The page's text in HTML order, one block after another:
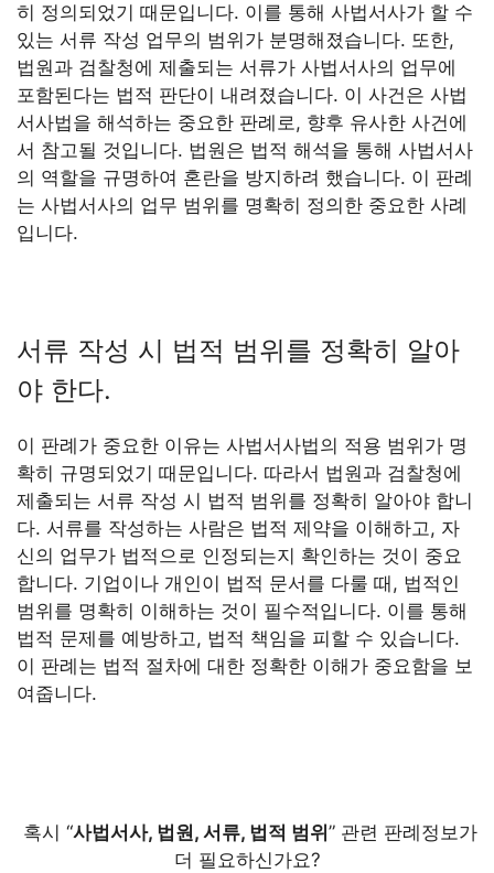
히 정의되었기 때문입니다. 이를 통해 사법서사가 할 수
있는 서류 작성 업무의 범위가 분명해졌습니다. 또한,
법원과 검찰청에 제출되는 서류가 사법서사의 업무에
포함된다는 법적 판단이 내려졌습니다. 이 사건은 사법
서사법을 해석하는 중요한 판례로, 향후 유사한 사건에
서 참고될 것입니다. 법원은 법적 해석을 통해 사법서사
의 역할을 규명하여 혼란을 방지하려 했습니다. 이 판례
는 사법서사의 업무 범위를 명확히 정의한 중요한 사례
입니다.
서류 작성 시 법적 범위를 정확히 알아
야 한다.
이 판례가 중요한 이유는 사법서사법의 적용 범위가 명
확히 규명되었기 때문입니다. 따라서 법원과 검찰청에
제출되는 서류 작성 시 법적 범위를 정확히 알아야 합니
다. 서류를 작성하는 사람은 법적 제약을 이해하고, 자
신의 업무가 법적으로 인정되는지 확인하는 것이 중요
합니다. 기업이나 개인이 법적 문서를 다룰 때, 법적인
범위를 명확히 이해하는 것이 필수적입니다. 이를 통해
법적 문제를 예방하고, 법적 책임을 피할 수 있습니다.
이 판례는 법적 절차에 대한 정확한 이해가 중요함을 보
여줍니다.
혹시 “사법서사, 법원, 서류, 법적 범위 ” 관련 판례정보가
더 필요하신가요?